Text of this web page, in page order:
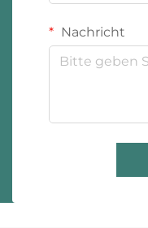
Nachricht